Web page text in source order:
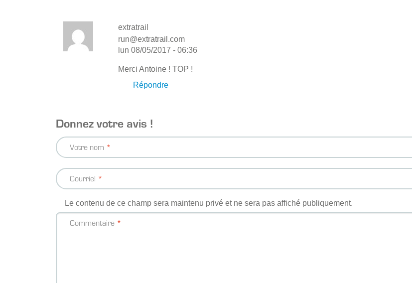
extratrail
run@extratrail.com
lun 08/05/2017 - 06:36
Merci Antoine ! TOP !
Répondre
Donnez votre avis !
Votre nom
Courriel
Le contenu de ce champ sera maintenu privé et ne sera pas affiché publiquement.
Commentaire